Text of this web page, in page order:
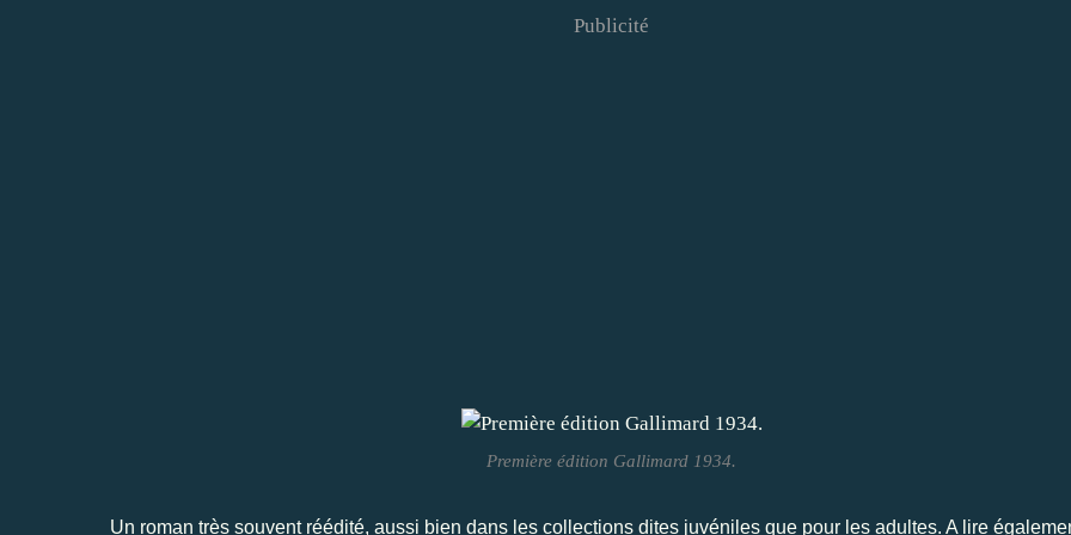
Publicité
Première édition Gallimard 1934.
Un roman très souvent réédité, aussi bien dans les collections dites juvéniles que pour les adultes. A lire